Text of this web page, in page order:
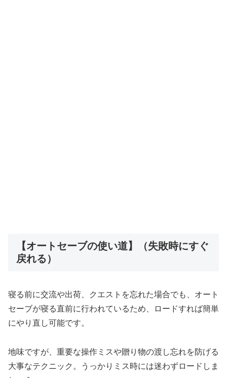
【オートセーブの使い道】（失敗時にすぐ
戻れる）
寝る前に交流や出荷、クエストを忘れた場合でも、オート
セーブが寝る直前に行われているため、ロードすれば簡単
にやり直し可能です。
地味ですが、重要な操作ミスや贈り物の渡し忘れを防げる
大事なテクニック。うっかりミス時には迷わずロードしま